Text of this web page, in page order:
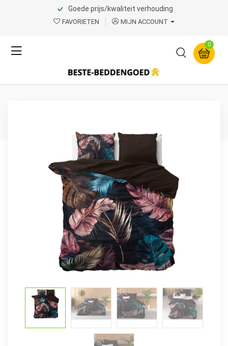
Goede prijs/kwaliteit verhouding
FAVORIETEN MIJN ACCOUNT
0
Home Product Page v.1
Isabella Black 240 x
200/220